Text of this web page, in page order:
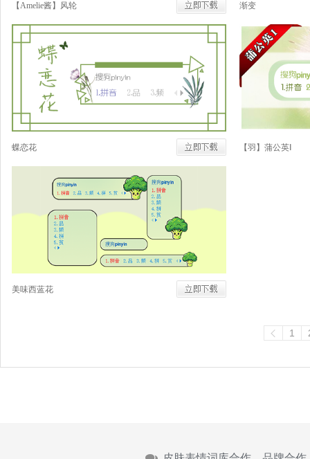
【Amelie酱】风轮 渐变
蝶恋花 【羽】蒲公英Ⅰ
美味西蓝花
1